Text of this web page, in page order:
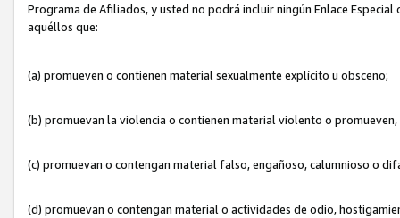
Programa de Afiliados, y usted no podrá incluir ningún Enlace
aquéllos que:
(a) promueven o contienen material sexualmente explícito u obsceno;
(b) promuevan la violencia o contienen material violento o
(c) promuevan o contengan material falso, engañoso, calumnioso o
(d) promuevan o contengan material o actividades de odio,